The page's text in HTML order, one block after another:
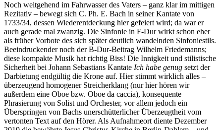
Noch weitgehend im Fahrwasser des Vaters – ganz klar im mittigen
Rezitativ – bewegt sich C. Ph. E. Bach in seiner Kantate von
1733/34, dessen Wiederentdeckung hier gefeiert wird; da war er
auch gerade mal zwanzig. Die Sinfonie in F-Dur wirkt schon eher
als früher Vorbote des sich später deutlich wandelnden Sinfoniestils.
Beeindruckender noch der B-Dur-Beitrag Wilhelm Friedemanns;
diese kompakte Musik hat richtig Biss! Die Innigkeit und stilistische
Sicherheit bei Johann Sebastians Kantate Ich habe genug setzt der
Darbietung endgültig die Krone auf. Hier stimmt wirklich alles –
überzeugend homogener Streicherklang (nur hier hören wir
außerdem eine Oboe bzw. Oboe da caccia), konsequente
Phrasierung von Solist und Orchester, vor allem jedoch ein
Überspringen von Bachs unerschütterlicher Überzeugtheit vom
vertonten Text auf den Hörer. Als Aufnahmeort diente Dezember